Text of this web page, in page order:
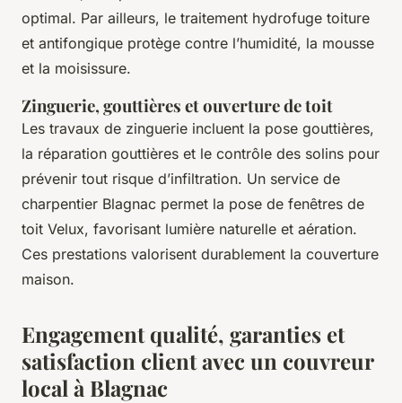
optimal. Par ailleurs, le traitement hydrofuge toiture
et antifongique protège contre l’humidité, la mousse
et la moisissure.
Zinguerie, gouttières et ouverture de toit
Les travaux de zinguerie incluent la pose gouttières,
la réparation gouttières et le contrôle des solins pour
prévenir tout risque d’infiltration. Un service de
charpentier Blagnac permet la pose de fenêtres de
toit Velux, favorisant lumière naturelle et aération.
Ces prestations valorisent durablement la couverture
maison.
Engagement qualité, garanties et
satisfaction client avec un couvreur
local à Blagnac